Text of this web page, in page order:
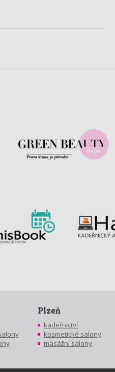
Plzeň
kadeřnictví
kosmetické salony
masážní salony